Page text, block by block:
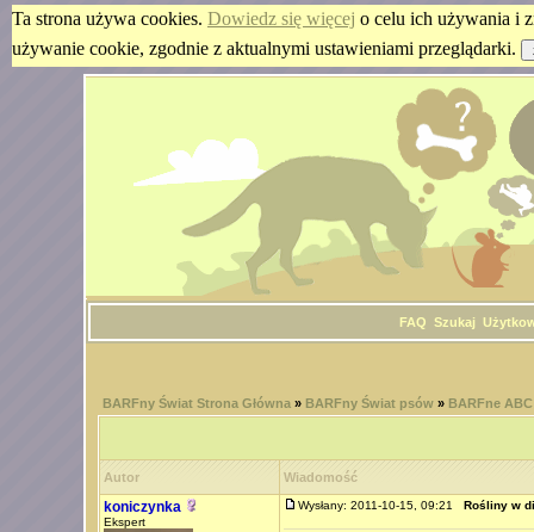
Ta strona używa cookies. Dowiedz się więcej o celu ich używania i
używanie cookie, zgodnie z aktualnymi ustawieniami przeglądarki.
FAQ Szukaj
BARFny Świat Strona Główna» BARFny Świat psów» BARFne
Autor Wiadomość
koniczynka
Ekspert
Wysłany: 2011-10-15, 09:21 Rośliny w